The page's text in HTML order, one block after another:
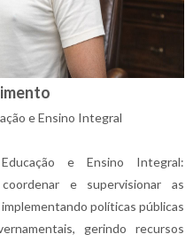
e Ensino Integral
e Ensino Integral:
e supervisionar as
políticas públicas
gerindo recursos